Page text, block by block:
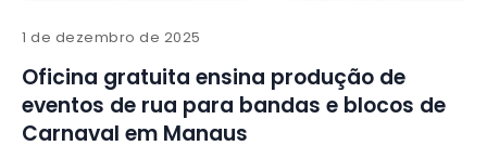
1 de dezembro de 2025
Oficina gratuita ensina produção de
eventos de rua para bandas e blocos de
Carnaval em Manaus